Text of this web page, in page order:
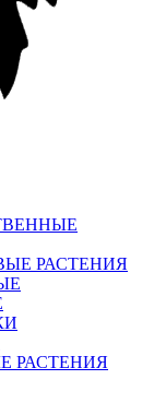
РАСТЕНИЯ
РАСТЕНИЯ